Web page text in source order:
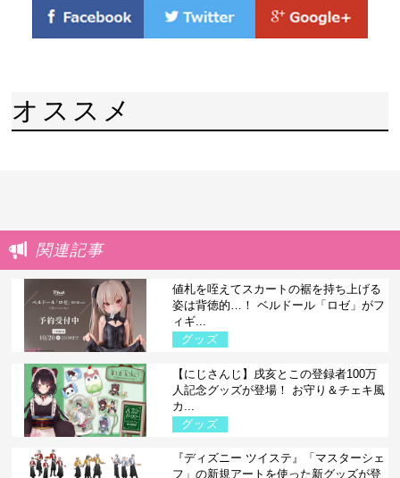
オススメ
関連記事
値札を咥えてスカートの裾を持ち上げる
姿は背徳的…！ ベルドール「ロゼ」がフ
ィギ...
グッズ
【にじさんじ】戌亥とこの登録者100万
人記念グッズが登場！ お守り＆チェキ風
カ...
グッズ
『ディズニー ツイステ』「マスターシェ
フ」の新規アートを使った新グッズが登